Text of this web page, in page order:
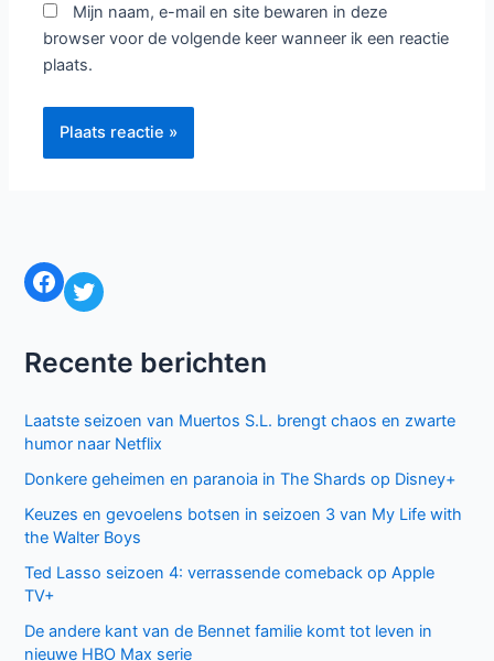
Mijn naam, e-mail en site bewaren in deze
browser voor de volgende keer wanneer ik een reactie
plaats.
Facebook Twitter
Recente berichten
Laatste seizoen van Muertos S.L. brengt chaos en zwarte
humor naar Netflix
Donkere geheimen en paranoia in The Shards op Disney+
Keuzes en gevoelens botsen in seizoen 3 van My Life with
the Walter Boys
Ted Lasso seizoen 4: verrassende comeback op Apple
TV+
De andere kant van de Bennet familie komt tot leven in
nieuwe HBO Max serie